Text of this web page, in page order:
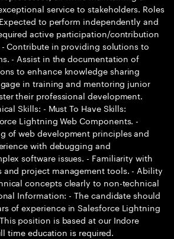
service to stakeholders. Roles
to perform independently and
active participation/contribution
Contribute in providing solutions to
- Assist in the documentation of
to enhance knowledge sharing
in training and mentoring junior
their professional development.
Skills: - Must To Have Skills:
Lightning Web Components. -
of web development principles and
with debugging and
software issues. - Familiarity with
project management tools. - Ability
concepts clearly to non-technical
Information: - The candidate should
of experience in Salesforce Lightning
position is based at our Indore
time education is required.